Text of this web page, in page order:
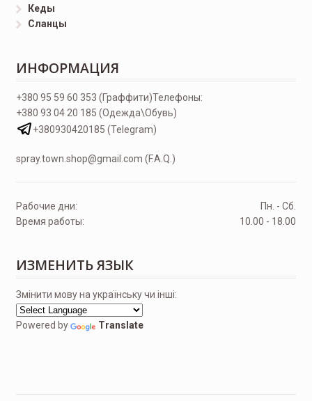
Кеды
Сланцы
ИНФОРМАЦИЯ
Телефоны:
+380 95 59 60 353 (Граффити)
+380 93 04 20 185 (Одежда\Обувь)
+380930420185 (Telegram)
spray.town.shop@gmail.com (F.A.Q.)
Рабочие дни:
Пн. - Сб.
Время работы:
10.00 - 18.00
ИЗМЕНИТЬ ЯЗЫК
Змінити мову на українську чи інші:
Powered by Translate